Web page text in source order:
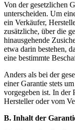
Von der gesetzlichen
unterscheiden. Um
ein Verkäufer,
zusätzliche, über die
hinausgehende
etwa darin bestehen,
eine bestimmte
Anders als bei der
einer Garantie stets
vorgegeben ist. In der
Hersteller oder vom
B. Inhalt der